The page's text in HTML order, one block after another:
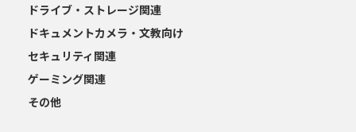
ドライブ・ストレージ関連
ドキュメントカメラ・文教向け
セキュリティ関連
ゲーミング関連
その他